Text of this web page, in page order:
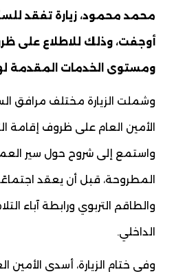
محمد محمود، زيارة تفقد
أوجفت، وذلك للاطلاع على
ومستوى الخدمات المقدمة
وشملت الزيارة مختلف مرافق
الأمين العام على ظروف إقامة
واستمع إلى شروح حول سير
المطروحة، قبل أن يعقد
والطاقم التربوي ورابطة آباء
الداخلي.
وفي ختام الزيارة، أسدى الأمين